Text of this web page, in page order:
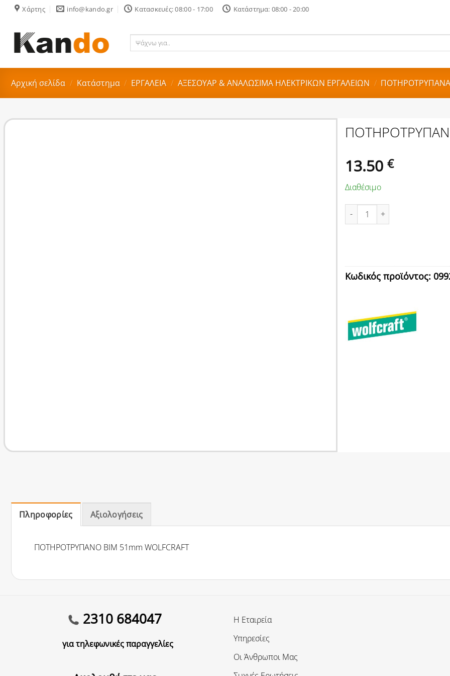
Skip
content
Χάρτης info@kando.gr Κατασκευές: 08:00 - 17:00 Κατάστημα: 08:00 - 20:00
Ψάχνω
Αρχική σελίδα / Κατάστημα / ΕΡΓΑΛΕΙΑ / ΑΞΕΣΟΥΑΡ & ΑΝΑΛΩΣΙΜΑ ΗΛΕΚΤΡΙΚΩΝ ΕΡΓΑΛΕΙΩΝ /
13.50 €
Διαθέσιμο
ΠΟΤΗΡΟΤΡΥΠΑΝΟ ΒΙΜ 51mm
Κωδικός προϊόντος:
Πληροφορίες Αξιολογήσεις
ΠΟΤΗΡΟΤΡΥΠΑΝΟ ΒΙΜ 51mm WOLFCRAFT
2310 684047
για τηλεφωνικές παραγγελίες
Η Εταιρεία
Υπηρεσίες
Οι Άνθρωποι Μας